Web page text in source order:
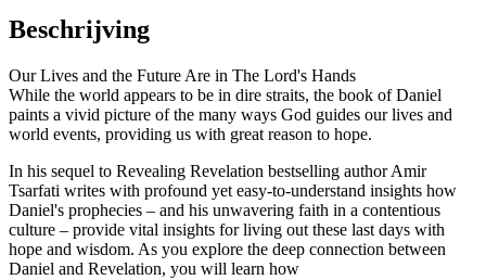
Beschrijving
Our Lives and the Future Are in The Lord's Hands
While the world appears to be in dire straits, the book of Daniel
paints a vivid picture of the many ways God guides our lives and
world events, providing us with great reason to hope.
In his sequel to Revealing Revelation bestselling author Amir
Tsarfati writes with profound yet easy-to-understand insights how
Daniel's prophecies – and his unwavering faith in a contentious
culture – provide vital insights for living out these last days with
hope and wisdom. As you explore the deep connection between
Daniel and Revelation, you will learn how